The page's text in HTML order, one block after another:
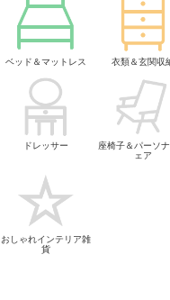
ベッド＆マットレス 衣類＆玄関収
ドレッサー
座椅子＆パーソ
ェア
おしゃれインテリア雑
貨